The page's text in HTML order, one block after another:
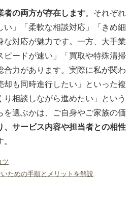
者の両方が存在します。それぞれ
」「柔軟な相談対応」「きめ細
対応が魅力です。一方、大手業
ードが速い」「買取や特殊清掃
力があります。実際に私が関わ
も同時進行したい」といった複
相談しながら進めたい」という
選ぶかは、ご自身やご家族の価
、サービス内容や担当者との相性
ツ
ための手順とメリットを解説